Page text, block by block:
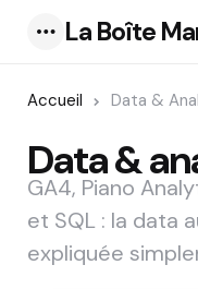
La Boîte
Accueil Data &
Data &
GA4, Piano
et SQL : la data
expliquée